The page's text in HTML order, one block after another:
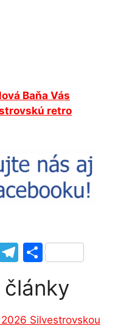
Baňa Vás
retro
T
e
gr
S
ar
Silvestrovskou